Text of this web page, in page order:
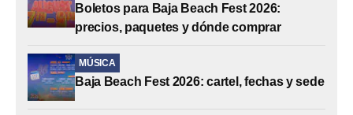
Boletos para Baja Beach Fest 2026:
precios, paquetes y dónde comprar
MÚSICA
Baja Beach Fest 2026: cartel, fechas y sede